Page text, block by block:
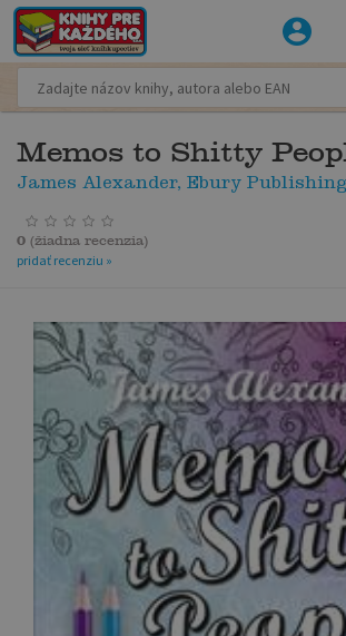
Memos to Shitty
James Alexander, Ebury Publishing
0 (žiadna recenzia)
pridať recenziu »